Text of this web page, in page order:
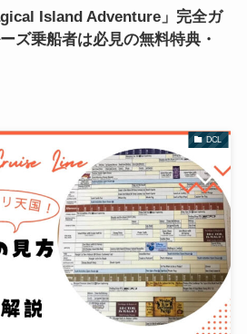
Island Adventure」完全ガ
ズ乗船者は必見の無料特典・
DCL